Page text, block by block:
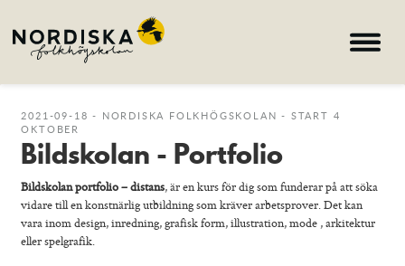
Hem
Kurser
Om skolan
Nyheter
Konferens & B&B
2021-09-18 - NORDISKA FOLKHÖGSKOLAN - START 4
OKTOBER
Bildskolan - Portfolio
Bildskolan portfolio – distans, är en kurs för dig som funderar på att söka
vidare till en konstnärlig utbildning som kräver arbetsprover. Det kan
vara inom design, inredning, grafisk form, illustration, mode , arkitektur
eller spelgrafik.